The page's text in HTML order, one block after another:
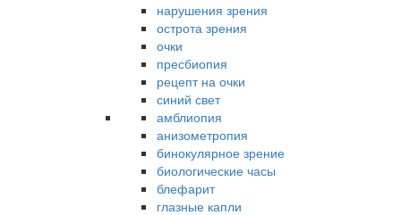
нарушения зрения
острота зрения
очки
пресбиопия
рецепт на очки
синий свет
амблиопия
анизометропия
бинокулярное зрение
биологические часы
блефарит
глазные капли